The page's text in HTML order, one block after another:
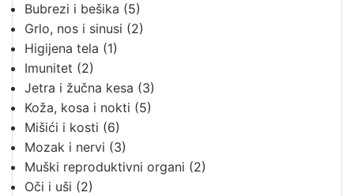
Bubrezi i bešika (5)
Grlo, nos i sinusi (2)
Higijena tela (1)
Imunitet (2)
Jetra i žučna kesa (3)
Koža, kosa i nokti (5)
Mišići i kosti (6)
Mozak i nervi (3)
Muški reproduktivni organi (2)
Oči i uši (2)